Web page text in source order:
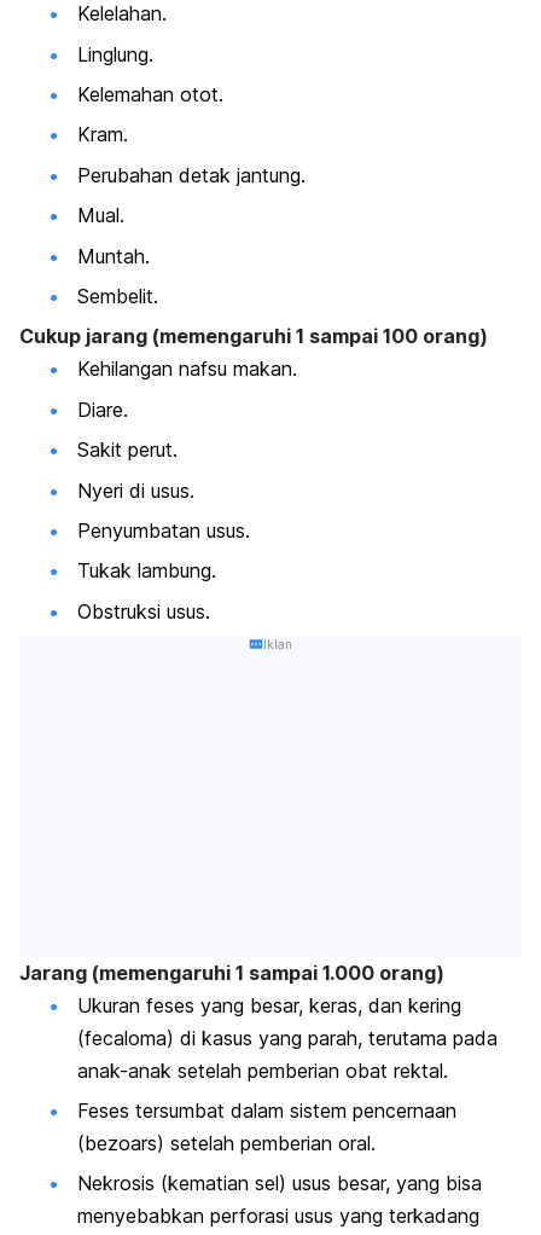
Kelelahan.
Linglung.
Kelemahan otot.
Kram.
Perubahan detak jantung.
Mual.
Muntah.
Sembelit.
Cukup jarang (memengaruhi 1 sampai 100 orang)
Kehilangan nafsu makan.
Diare.
Sakit perut.
Nyeri di usus.
Penyumbatan usus.
Tukak lambung.
Obstruksi usus.
Iklan
Jarang (memengaruhi 1 sampai 1.000 orang)
Ukuran feses yang besar, keras, dan kering
(fecaloma) di kasus yang parah, terutama pada
anak-anak setelah pemberian obat rektal.
Feses tersumbat dalam sistem pencernaan
(bezoars) setelah pemberian oral.
Nekrosis (kematian sel) usus besar, yang bisa
menyebabkan perforasi usus yang terkadang